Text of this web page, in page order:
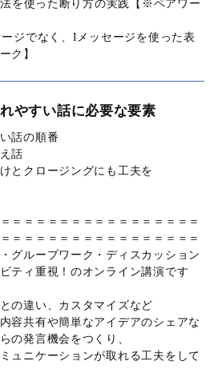
法を使った断り方の実践【※ペアワー
ージでなく、Iメッセージを使った表
ク】
やすい話に必要な要素
話の順番
話
とクロージングにも工夫を
＝＝＝＝＝＝＝＝＝＝＝＝＝＝＝＝
＝＝＝＝＝＝＝＝＝＝＝＝＝＝＝＝
グループワーク・ディスカッション
ティ重視！のオンライン講演です
の違い、カスタマイズなど
容共有や簡単なアイデアのシェアな
らの発言機会をつくり、
ニケーションが取れる工夫をして